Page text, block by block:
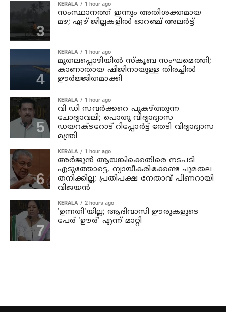
KERALA 1 hour ago
സംസ്ഥാനത്ത് ഇന്നും അതിശക്തമായ
മഴ; ഏഴ് ജില്ലകളില്‍ ഓറഞ്ച് അലര്‍ട്ട്
KERALA 1 hour ago
മുതലപ്പൊഴിയില്‍ സ്‌കൂബ സംഘമെത്തി;
കാണാതായ ഷിജിനായുള്ള തിരച്ചില്‍
ഊര്‍ജ്ജിതമാക്കി
KERALA 1 hour ago
വി ഡി സവര്‍ക്കറെ പുകഴ്ത്തുന്ന
ചോദ്യാവലി; പൊതു വിദ്യാഭ്യാസ
ഡയറക്ടറോട് റിപ്പോര്‍ട്ട് തേടി വിദ്യാഭ്യാസ
മന്ത്രി
KERALA 1 hour ago
അര്‍ജുന്‍ ആയങ്കിക്കെതിരെ നടപടി
എടുത്തോട്ടെ, ന്യായീകരിക്കേണ്ട ചുമതല
തനിക്കില്ല; പ്രതിപക്ഷ നേതാവ് പിണറായി
വിജയന്‍
KERALA 2 hours ago
'ഉന്നതി'യില്ല; ആദിവാസി ഊരുകളുടെ
പേര് 'ഊര്' എന്ന് മാറ്റി